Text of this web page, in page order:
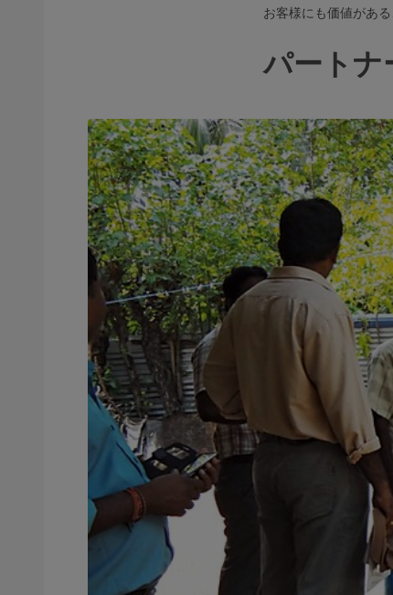
お客様にも価値があ
パートナ